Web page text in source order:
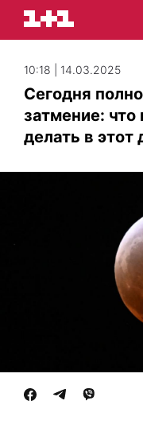
10:18 | 14.03.2025
Сегодня
затмение: что
делать в этот